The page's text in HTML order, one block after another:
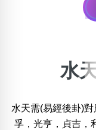
位置:
一 二 三
水
水天需(易經後卦)
孚，光亨，貞吉，